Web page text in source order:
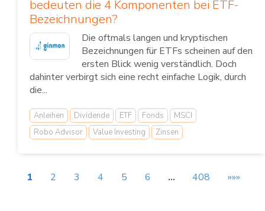
bedeuten die 4 Komponenten bei ETF-
Bezeichnungen?
Die oftmals langen und kryptischen
Bezeichnungen für ETFs scheinen auf den
ersten Blick wenig verständlich. Doch
dahinter verbirgt sich eine recht einfache Logik, durch
die...
Anleihen Dividende ETF Fonds
MSCI
Robo Advisor
Value Investing Zinsen
1 2 3 4 5 6 … 408 »»»